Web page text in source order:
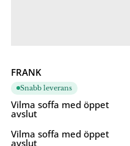
FRANK
Snabb leverans
Vilma soffa med öppet
avslut
Vilma soffa med öppet
avslut